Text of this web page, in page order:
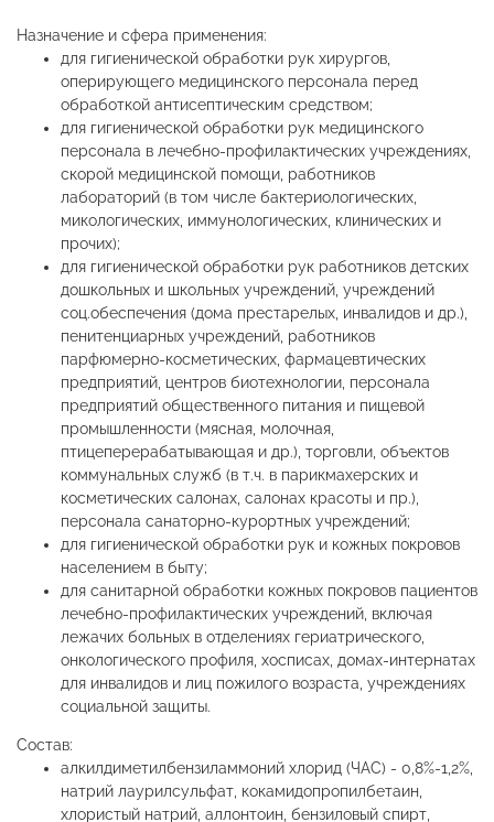
Назначение и сфера применения:
для гигиенической обработки рук хирургов,
оперирующего медицинского персонала перед
обработкой антисептическим средством;
для гигиенической обработки рук медицинского
персонала в лечебно-профилактических учреждениях,
скорой медицинской помощи, работников
лабораторий (в том числе бактериологических,
микологических, иммунологических, клинических и
прочих);
для гигиенической обработки рук работников детских
дошкольных и школьных учреждений, учреждений
соц.обеспечения (дома престарелых, инвалидов и др.),
пенитенциарных учреждений, работников
парфюмерно-косметических, фармацевтических
предприятий, центров биотехнологии, персонала
предприятий общественного питания и пищевой
промышленности (мясная, молочная,
птицеперерабатывающая и др.), торговли, объектов
коммунальных служб (в т.ч. в парикмахерских и
косметических салонах, салонах красоты и пр.),
персонала санаторно-курортных учреждений;
для гигиенической обработки рук и кожных покровов
населением в быту;
для санитарной обработки кожных покровов пациентов
лечебно-профилактических учреждений, включая
лежачих больных в отделениях гериатрического,
онкологического профиля, хосписах, домах-интернатах
для инвалидов и лиц пожилого возраста, учреждениях
социальной защиты.
Состав:
алкилдиметилбензиламмоний хлорид (ЧАС) - 0,8%-1,2%,
натрий лаурилсульфат, кокамидопропилбетаин,
хлористый натрий, аллонтоин, бензиловый спирт,